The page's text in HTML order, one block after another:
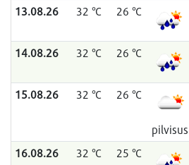
13.08.26 32 °C 26 °C
14.08.26 32 °C 26 °C
15.08.26 32 °C 26 °C
pilvisus
16.08.26 32 °C 25 °C